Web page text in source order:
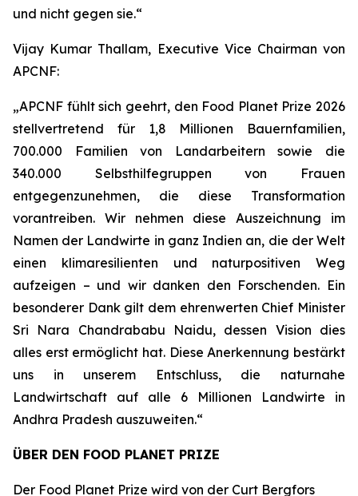
und nicht gegen sie.“
Vijay Kumar Thallam, Executive Vice Chairman von
APCNF:
„APCNF fühlt sich geehrt, den Food Planet Prize 2026
stellvertretend für 1,8 Millionen Bauernfamilien,
700.000 Familien von Landarbeitern sowie die
340.000 Selbsthilfegruppen von Frauen
entgegenzunehmen, die diese Transformation
vorantreiben. Wir nehmen diese Auszeichnung im
Namen der Landwirte in ganz Indien an, die der Welt
einen klimaresilienten und naturpositiven Weg
aufzeigen – und wir danken den Forschenden. Ein
besonderer Dank gilt dem ehrenwerten Chief Minister
Sri Nara Chandrababu Naidu, dessen Vision dies
alles erst ermöglicht hat. Diese Anerkennung bestärkt
uns in unserem Entschluss, die naturnahe
Landwirtschaft auf alle 6 Millionen Landwirte in
Andhra Pradesh auszuweiten.“
ÜBER DEN FOOD PLANET PRIZE
Der Food Planet Prize wird von der Curt Bergfors